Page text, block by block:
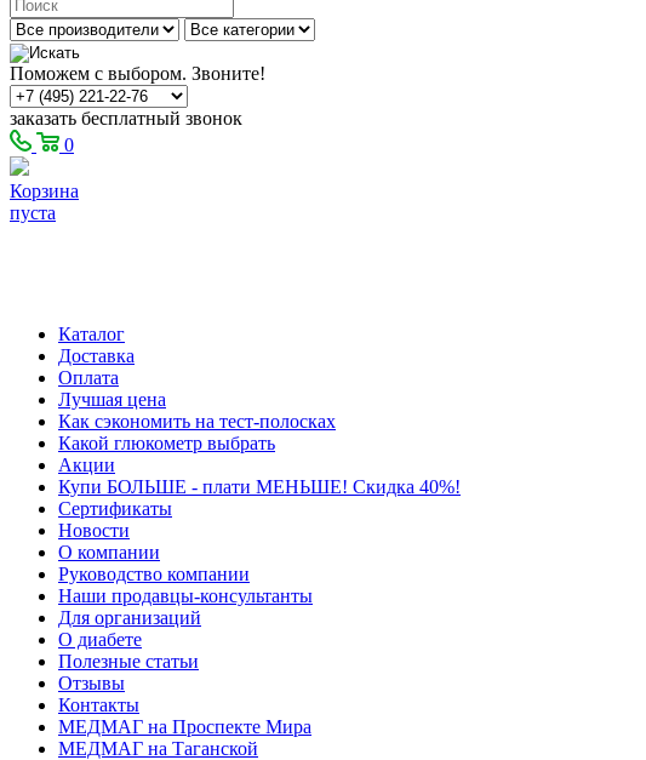
Поможем с выбором. Звоните!
заказать бесплатный звонок
0
Корзина
пуста
Каталог
Доставка
Оплата
Лучшая цена
Как сэкономить на тест-полосках
Какой глюкометр выбрать
Акции
Купи БОЛЬШЕ - плати МЕНЬШЕ! Скидка 40%!
Сертификаты
Новости
О компании
Руководство компании
Наши продавцы-консультанты
Для организаций
О диабете
Полезные статьи
Отзывы
Контакты
МЕДМАГ на Проспекте Мира
МЕДМАГ на Таганской